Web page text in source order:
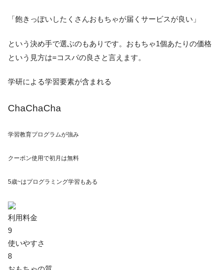
「飽きっぽいしたくさんおもちゃが届くサービスが良い」
という決め手で選ぶのもありです。おもちゃ1個あたりの価格
という見方は=コスパの良さと言えます。
学研による学習要素が含まれる
ChaChaCha
学習教育プログラムが強み
クーポン使用で初月は無料
5歳~はプログラミング学習 もある
利用料金
9
使いやすさ
8